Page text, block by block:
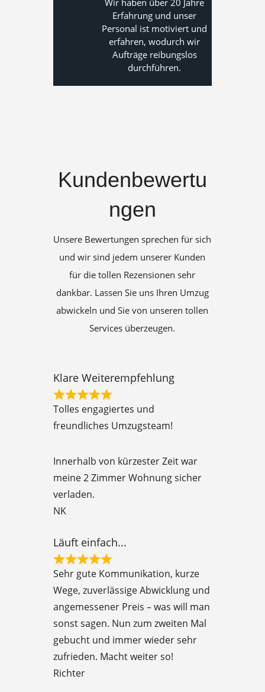
Wir haben über 20 Jahre
Erfahrung und unser
Personal ist motiviert und
erfahren, wodurch wir
Aufträge reibungslos
durchführen.
Kundenbewertu
ngen
Unsere Bewertungen sprechen für sich
und wir sind jedem unserer Kunden
für die tollen Rezensionen sehr
dankbar. Lassen Sie uns Ihren Umzug
abwickeln und Sie von unseren tollen
Services überzeugen.
Klare Weiterempfehlung
R
a
d
5
o
o
Tolles engagiertes und
freundliches Umzugsteam!
Innerhalb von kürzester Zeit war
meine 2 Zimmer Wohnung sicher
verladen.
NK
Läuft einfach...
R
d
5
Sehr gute Kommunikation, kurze
Wege, zuverlässige Abwicklung und
angemessener Preis – was will man
sonst sagen. Nun zum zweiten Mal
gebucht und immer wieder sehr
zufrieden. Macht weiter so!
Richter